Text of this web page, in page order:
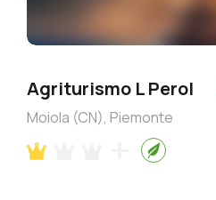
Agriturismo L Perol
Moiola (CN), Piemonte